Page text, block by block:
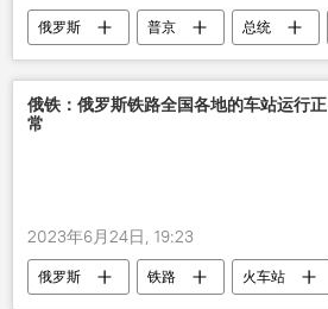
俄罗斯 普京 总统
视频
俄铁：俄罗斯铁路全国各地的车站运行正
常
2023年6月24日, 19:23
俄罗斯 铁路 火车站